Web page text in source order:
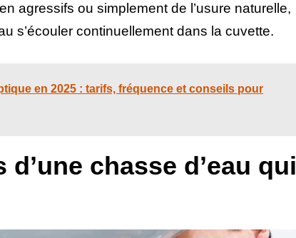
agressifs ou simplement de l’usure naturelle,
s’écouler continuellement dans la cuvette.
en 2025 : tarifs, fréquence et conseils pour
chasse d’eau qui